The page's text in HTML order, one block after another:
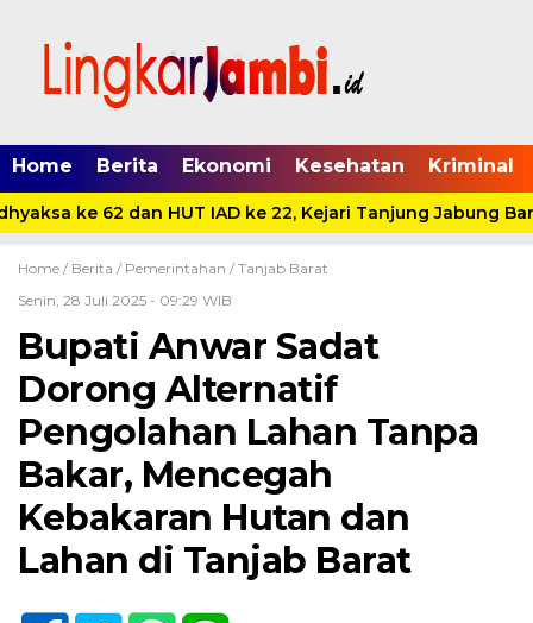
Home Berita Ekonomi Kesehatan Kriminal
ke 62 dan HUT IAD ke 22, Kejari Tanjung Jabung
Home / Berita / Pemerintahan / Tanjab Barat
Senin, 28 Juli 2025 - 09:29 WIB
Bupati Anwar Sadat
Dorong Alternatif
Pengolahan Lahan Tanpa
Bakar, Mencegah
Kebakaran Hutan dan
Lahan di Tanjab Barat